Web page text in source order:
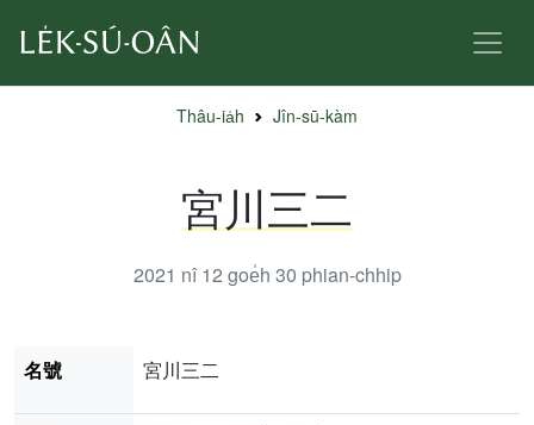
Thâu-ia̍h Jîn-sū-kàm
宮川三二
2021 nî 12 goe̍h 30 phian-chhip
名號 宮川三二